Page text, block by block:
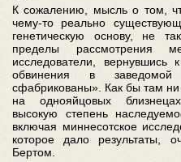
К сожалению, мысль о том,
чему-то реально
генетическую основу, не
пределы рассмотрения
исследователи, вернувшись
обвинения в
сфабрикованы». Как бы там
на однояйцовых
высокую степень
включая миннесотское
которое дало результаты,
Бертом.